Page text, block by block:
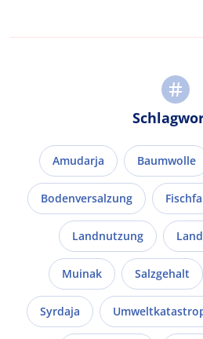
Amudarja Baumwolle
Bodenversalzung
Landnutzung
Muinak Salzgehalt
Syrdaja